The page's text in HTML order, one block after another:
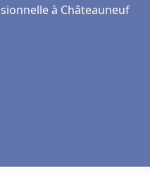
à Châteauneuf